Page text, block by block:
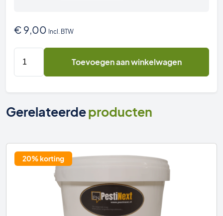
€ 9,00 Incl. BTW
1kg
PestiNext
Witkalk
Toevoegen aan winkelwagen
Gerelateerdeproducten
20% korting